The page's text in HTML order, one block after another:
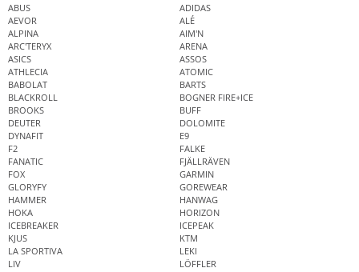
ABUS
ADIDAS
AEVOR
ALÉ
ALPINA
AIM'N
ARC'TERYX
ARENA
ASICS
ASSOS
ATHLECIA
ATOMIC
BABOLAT
BARTS
BLACKROLL
BOGNER FIRE+ICE
BROOKS
BUFF
DEUTER
DOLOMITE
DYNAFIT
E9
F2
FALKE
FANATIC
FJÄLLRÄVEN
FOX
GARMIN
GLORYFY
GOREWEAR
HAMMER
HANWAG
HOKA
HORIZON
ICEBREAKER
ICEPEAK
KJUS
KTM
LA SPORTIVA
LEKI
LIV
LÖFFLER